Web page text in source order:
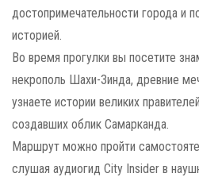
достопримечательности города и
историей.
Во время прогулки вы посетите
некрополь Шахи-Зинда, древние
узнаете истории великих
создавших облик Самарканда.
Маршрут можно пройти
слушая аудиогид City Insider в